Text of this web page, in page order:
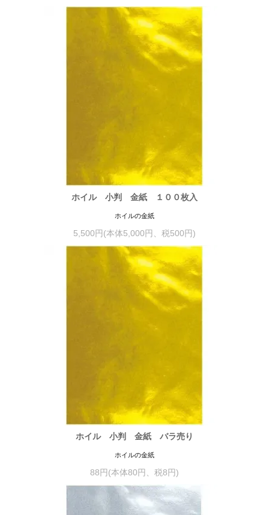
ホイル 小判 金紙 １００枚入
ホイルの金紙
5,500円(本体5,000円、税500円)
ホイル 小判 金紙 バラ売り
ホイルの金紙
88円(本体80円、税8円)